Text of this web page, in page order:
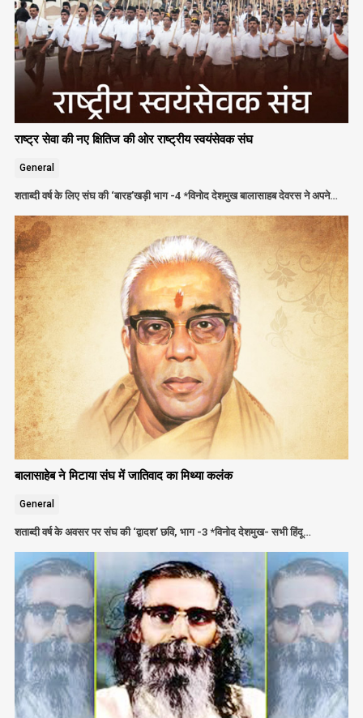
राष्ट्र सेवा की नए क्षितिज की ओर राष्ट्रीय स्वयंसेवक संघ
General
शताब्दी वर्ष के लिए संघ की ‘बारह’खड़ी भाग -4 *विनोद देशमुख बालासाहब देवरस ने अपने…
बालासाहेब ने मिटाया संघ में जातिवाद का मिथ्या कलंक
General
शताब्दी वर्ष के अवसर पर संघ की ‘द्वादश’ छवि, भाग -3 *विनोद देशमुख- सभी हिंदू…